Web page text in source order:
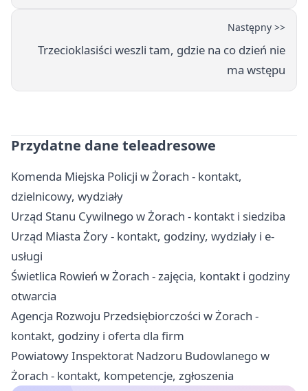
Następny >>
Trzecioklasiści weszli tam, gdzie na co dzień nie
ma wstępu
Przydatne dane teleadresowe
Komenda Miejska Policji w Żorach - kontakt,
dzielnicowy, wydziały
Urząd Stanu Cywilnego w Żorach - kontakt i siedziba
Urząd Miasta Żory - kontakt, godziny, wydziały i e-
usługi
Świetlica Rowień w Żorach - zajęcia, kontakt i godziny
otwarcia
Agencja Rozwoju Przedsiębiorczości w Żorach -
kontakt, godziny i oferta dla firm
Powiatowy Inspektorat Nadzoru Budowlanego w
Żorach - kontakt, kompetencje, zgłoszenia